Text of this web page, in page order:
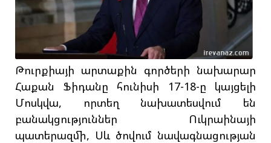
Թուրքիայի արտաքին գործերի նախարար
Հաքան Ֆիդանը հունիսի 17-18-ը կայցելի
Մոսկվա, որտեղ նախատեսվում են
բանակցություններ Ուկրաինայի
պատերազմի, Սև ծովում նավագնացության